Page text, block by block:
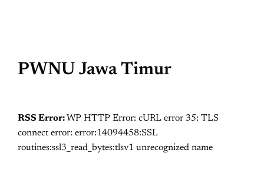
PWNU Jawa Timur
RSS Error: WP HTTP Error: cURL error 35: TLS
connect error: error:14094458:SSL
routines:ssl3_read_bytes:tlsv1 unrecognized name